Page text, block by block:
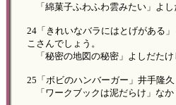
「綿菓子ふわふわ雲みたい」よし
24「きれいなバラにはとげがある
こさんでしょう。
「秘密の地図の秘密」よしだたけ
25「ボビのハンバーガー」井手隆久
「ワークブックは泥だらけ」なか